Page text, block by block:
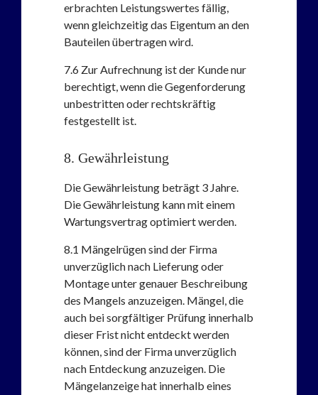
erbrachten Leistungswertes fällig,
wenn gleichzeitig das Eigentum an den
Bauteilen übertragen wird.
7.6 Zur Aufrechnung ist der Kunde nur
berechtigt, wenn die Gegenforderung
unbestritten oder rechtskräftig
festgestellt ist.
8. Gewährleistung
Die Gewährleistung beträgt 3 Jahre.
Die Gewährleistung kann mit einem
Wartungsvertrag optimiert werden.
8.1 Mängelrügen sind der Firma
unverzüglich nach Lieferung oder
Montage unter genauer Beschreibung
des Mangels anzuzeigen. Mängel, die
auch bei sorgfältiger Prüfung innerhalb
dieser Frist nicht entdeckt werden
können, sind der Firma unverzüglich
nach Entdeckung anzuzeigen. Die
Mängelanzeige hat innerhalb eines